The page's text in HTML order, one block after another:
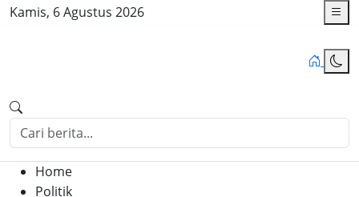
Kamis, 6 Agustus 2026
Home
Politik